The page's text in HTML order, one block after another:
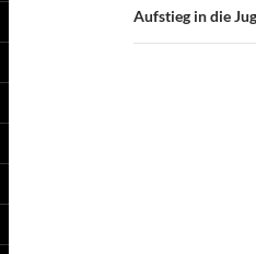
Aufstieg in die